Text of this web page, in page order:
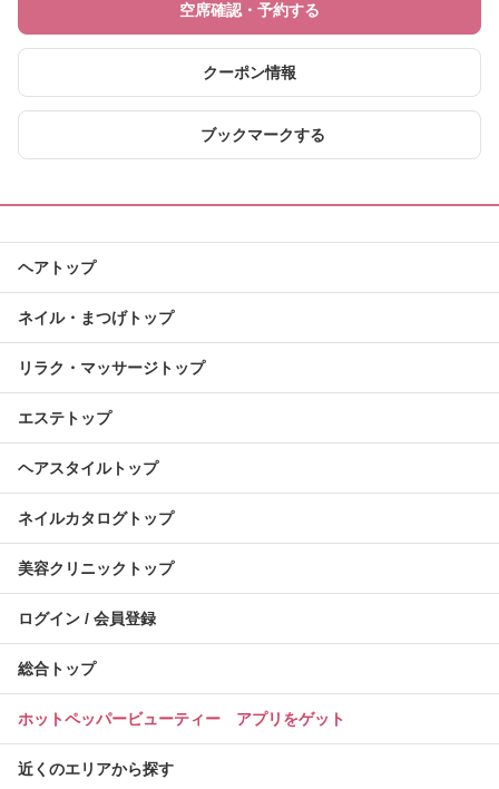
空席確認・予約する
クーポン情報
ブックマークする
ヘアトップ
ネイル・まつげトップ
リラク・マッサージトップ
エステトップ
ヘアスタイルトップ
ネイルカタログトップ
美容クリニックトップ
ログイン / 会員登録
総合トップ
ホットペッパービューティー アプリをゲット
近くのエリアから探す